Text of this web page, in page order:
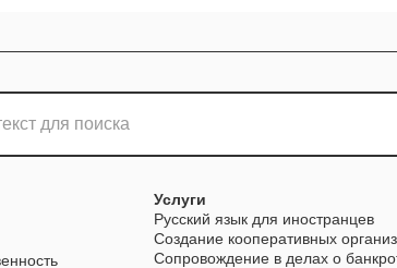
Услуги
Сопровождение в делах о
Создание кооперативных
Русский язык для иностранцев